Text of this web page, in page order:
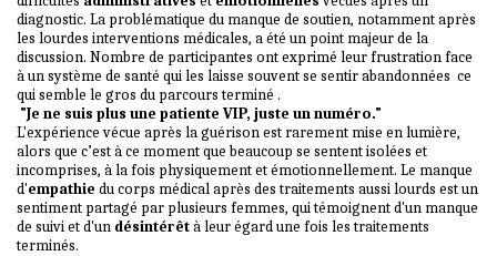
diagnostic. La problématique du manque de soutien, notamment après
les lourdes interventions médicales, a été un point majeur de la
discussion. Nombre de participantes ont exprimé leur frustration face
à un système de santé qui les laisse souvent se sentir abandonnées ce
qui semble le gros du parcours terminé .
"Je ne suis plus une patiente VIP, juste un numéro."
L'expérience vécue après la guérison est rarement mise en lumière,
alors que c’est à ce moment que beaucoup se sentent isolées et
incomprises, à la fois physiquement et émotionnellement. Le manque
d'empathie du corps médical après des traitements aussi lourds est un
sentiment partagé par plusieurs femmes, qui témoignent d'un manque
de suivi et d'un désintérêtà leur égard une fois les traitements
terminés.